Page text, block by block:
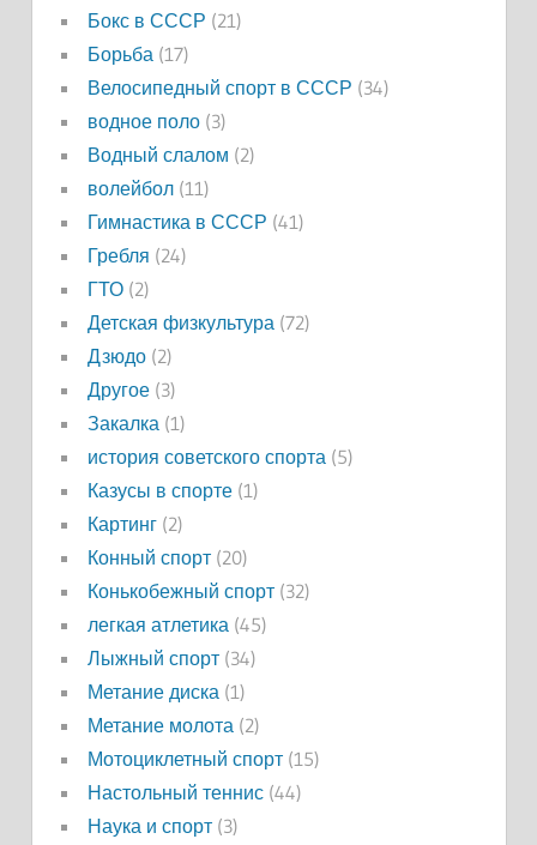
Бокс в СССР (21)
Борьба (17)
Велосипедный спорт в СССР (34)
водное поло(3)
Водный слалом (2)
волейбол(11)
Гимнастика в СССР (41)
Гребля (24)
ГТО(2)
Детская физкультура (72)
Дзюдо(2)
Другое(3)
Закалка (1)
история советского спорта (5)
Казусы в спорте(1)
Картинг(2)
Конный спорт(20)
Конькобежный спорт(32)
легкая атлетика (45)
Лыжный спорт(34)
Метание диска (1)
Метание молота (2)
Мотоциклетный спорт(15)
Настольный теннис(44)
Наука и спорт(3)